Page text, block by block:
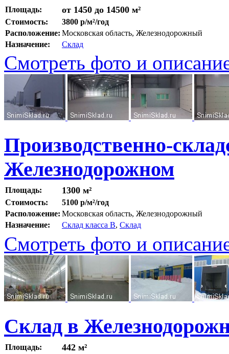
Площадь: от 1450 до 14500 м²
Стоимость:
3800 р/м²/год
Расположение: Московская область, Железнодорожный
Назначение:
Склад
Смотреть фото и
Производственно-
Железнодорожном
Площадь: 1300 м²
Стоимость:
5100 р/м²/год
Расположение: Московская область, Железнодорожный
Назначение:
Склад класса B, Склад
Смотреть фото и
Склад в
Площадь: 442 м²